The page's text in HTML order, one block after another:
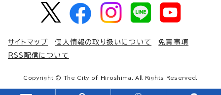
サイトマップ 個人情報の取り扱いについて
免責事項
RSS配信について
Copyright © The City of Hiroshima. All Rights Reserved.